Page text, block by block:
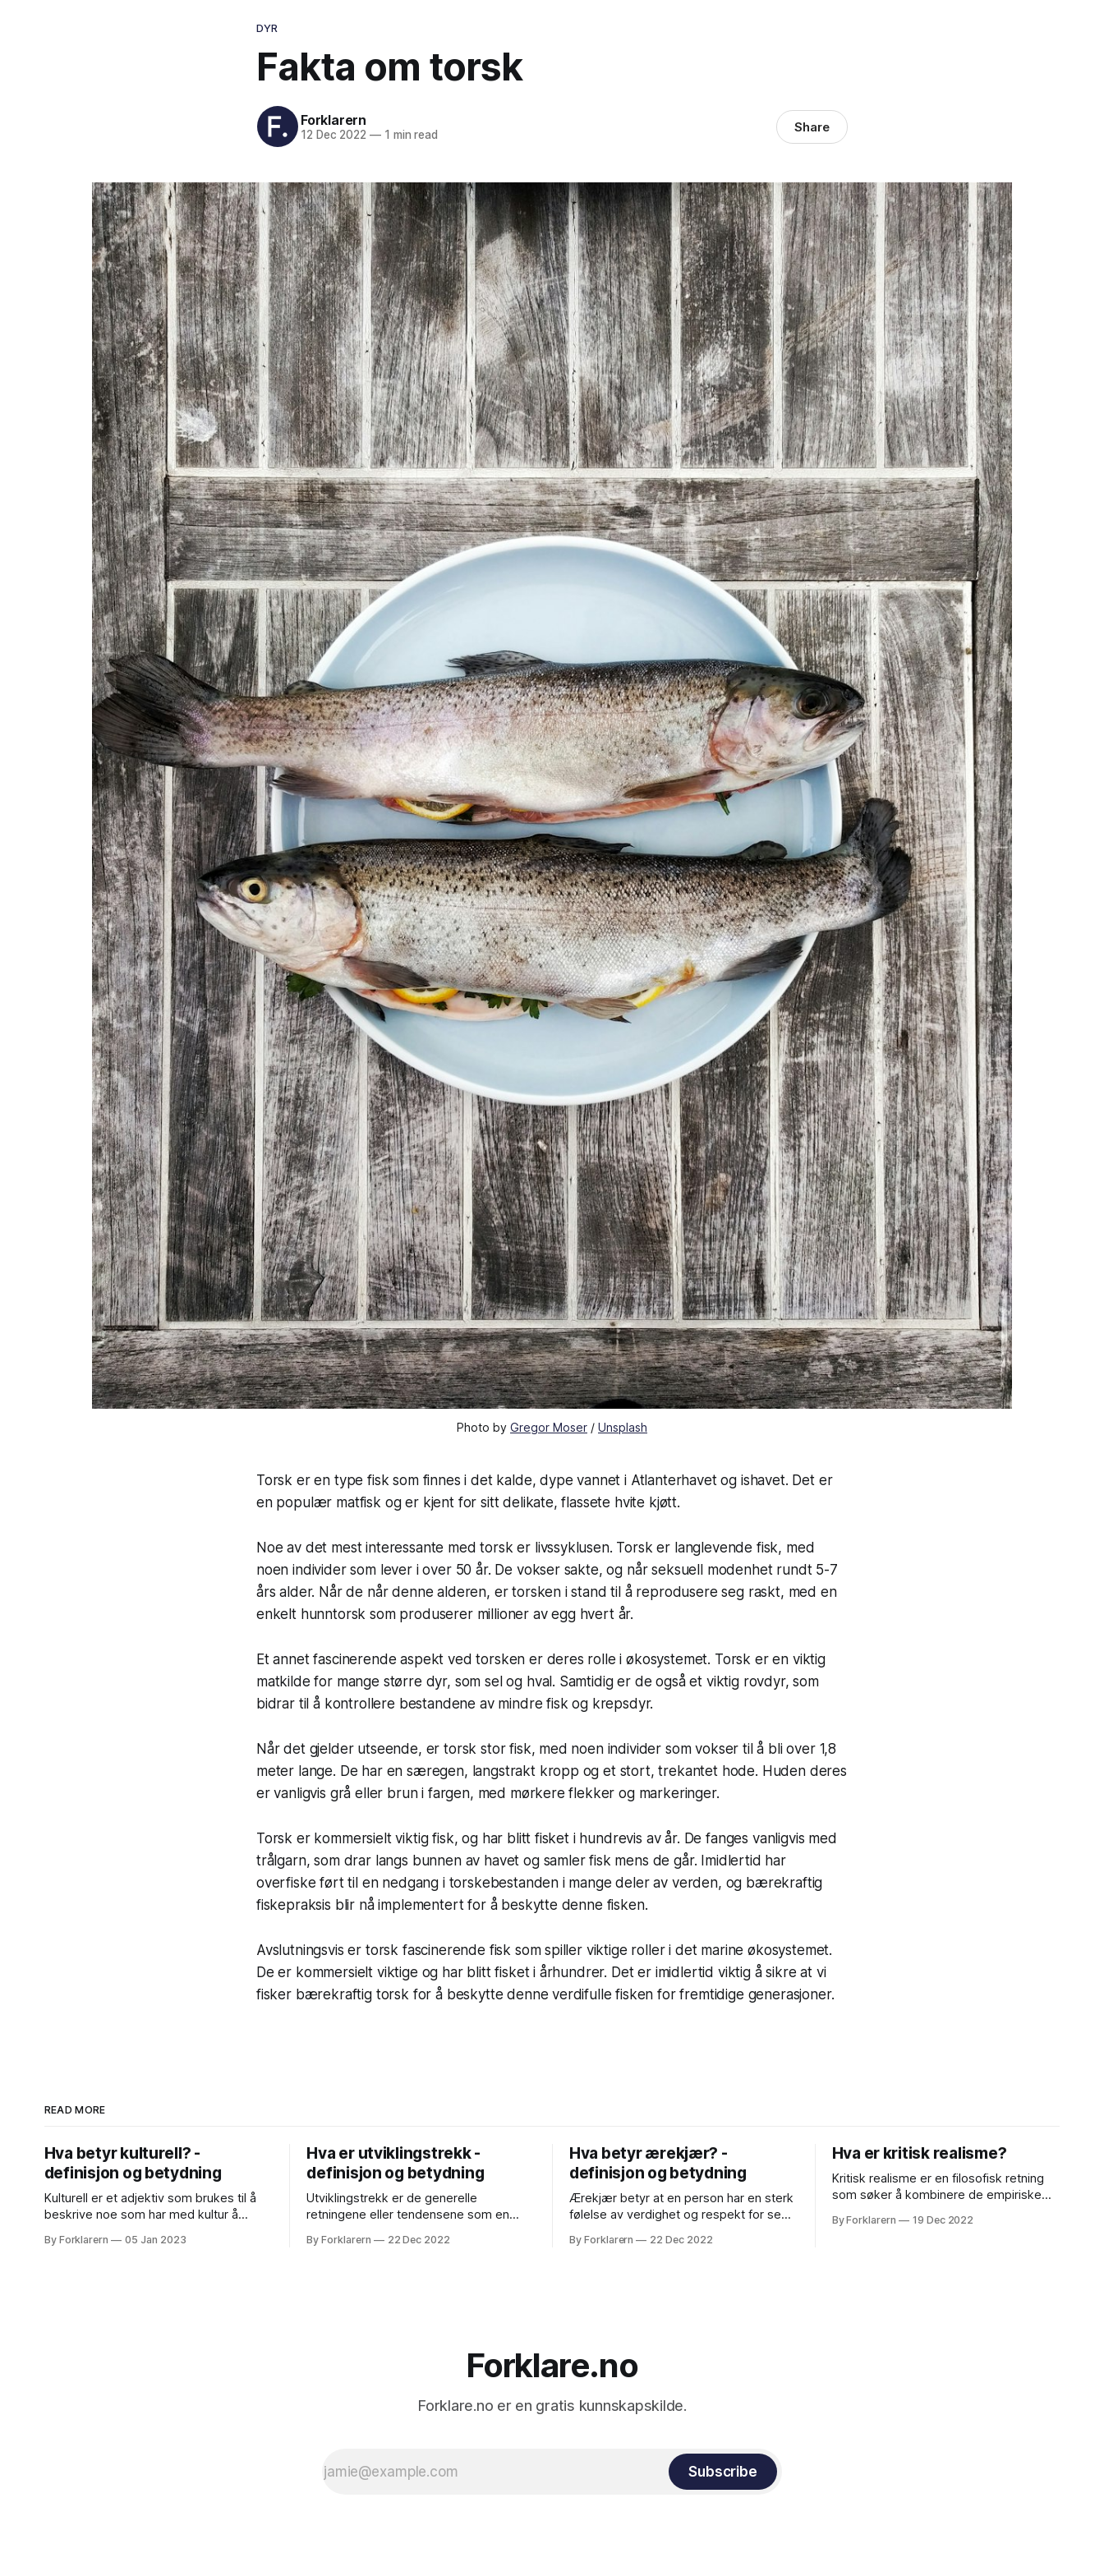
DYR
Fakta om torsk
Forklarern
12 Dec 2022 —1 min read Share
Photo by Gregor Moser / Unsplash
Torsk er en type fisk som finnes i det kalde, dype vannet i Atlanterhavet og ishavet. Det er
en populær matfisk og er kjent for sitt delikate, flassete hvite kjøtt.
Noe av det mest interessante med torsk er livssyklusen. Torsk er langlevende fisk, med
noen individer som lever i over 50 år. De vokser sakte, og når seksuell modenhet rundt 5-7
års alder. Når de når denne alderen, er torsken i stand til å reprodusere seg raskt, med en
enkelt hunntorsk som produserer millioner av egg hvert år.
Et annet fascinerende aspekt ved torsken er deres rolle i økosystemet. Torsk er en viktig
matkilde for mange større dyr, som sel og hval. Samtidig er de også et viktig rovdyr, som
bidrar til å kontrollere bestandene av mindre fisk og krepsdyr.
Når det gjelder utseende, er torsk stor fisk, med noen individer som vokser til å bli over 1,8
meter lange. De har en særegen, langstrakt kropp og et stort, trekantet hode. Huden deres
er vanligvis grå eller brun i fargen, med mørkere flekker og markeringer.
Torsk er kommersielt viktig fisk, og har blitt fisket i hundrevis av år. De fanges vanligvis med
trålgarn, som drar langs bunnen av havet og samler fisk mens de går. Imidlertid har
overfiske ført til en nedgang i torskebestanden i mange deler av verden, og bærekraftig
fiskepraksis blir nå implementert for å beskytte denne fisken.
Avslutningsvis er torsk fascinerende fisk som spiller viktige roller i det marine økosystemet.
De er kommersielt viktige og har blitt fisket i århundrer. Det er imidlertid viktig å sikre at vi
fisker bærekraftig torsk for å beskytte denne verdifulle fisken for fremtidige generasjoner.
READ MORE
Hva betyr kulturell? -
definisjon og betydning
Kulturell er et adjektiv som brukes til å
beskrive noe som har med kultur å
måter, men en vanlig definisjon er at
By Forklarern 05 Jan 2023
Hva er utviklingstrekk -
definisjon og betydning
Utviklingstrekk er de generelle
retningene eller tendensene som en
over tid. Det kan være både positive og
By Forklarern 22 Dec 2022
Hva betyr ærekjær? -
definisjon og betydning
Ærekjær betyr at en person har en sterk
følelse av verdighet og respekt for seg
integritet og selvrespekt. Det betyr
By Forklarern 22 Dec 2022
Hva er kritisk realisme?
Kritisk realisme er en filosofisk retning
som søker å kombinere de empiriske
tilnærming til metodologi og teori. Dette
By Forklarern 19 Dec 2022
Forklare.no
Forklare.no er en gratis kunnskapskilde.
Subscribe